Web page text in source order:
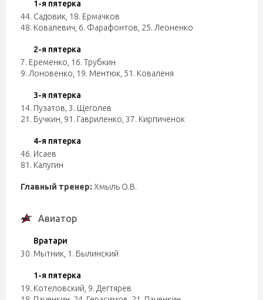
1-я пятерка
44. Садовик 18. Ермачков
48. Ковалевич 6. Фарафонтов 25. Леоненко
2-я пятерка
7. Еременко 16. Трубкин
9. Лоновенко 19. Ментюк 51. Коваленя
3-я пятерка
14. Пузатов 3. Щеголев
21. Бучкин 91. Гавриленко 37. Кирпиченок
4-я пятерка
46. Исаев
81. Калугин
Главный тренер: Хмыль О.В.
Авиатор
Вратари
30. Мытник 1. Былинский
1-я пятерка
19. Котеловский 9. Дегтярев